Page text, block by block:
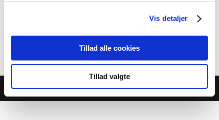
Vis detaljer
Tillad alle cookies
Tillad valgte
35.00 kr.
© Café Jambo |Cookie- og privatlivspolitik